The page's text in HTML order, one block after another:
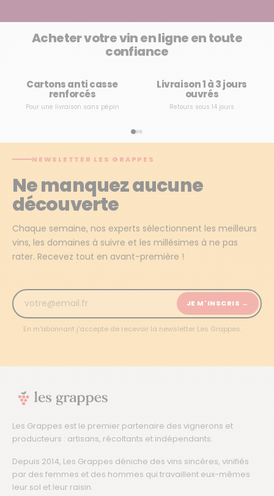
Acheter votre vin en ligne en toute
confiance
Cartons anti casse
renforcés
Pour une livraison sans pépin
Livraison 1 à 3 jours
ouvrés
Retours sous 14 jours
NEWSLETTER LES GRAPPES
Ne manquez aucune
découverte
Chaque semaine, nos experts sélectionnent les meilleurs
vins, les domaines à suivre et les millésimes à ne pas
rater. Recevez tout en avant-première !
JE M'INSCRIS →
En m'abonnant j'accepte de recevoir la newsletter Les Grappes.
Les Grappes est le premier partenaire des vignerons et
producteurs : artisans, récoltants et indépendants.
Depuis 2014, Les Grappes déniche des vins sincères, vinifiés
par des femmes et des hommes qui travaillent eux-mêmes
leur sol et leur raisin.